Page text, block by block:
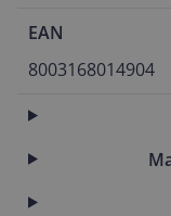
EAN
8003168014904